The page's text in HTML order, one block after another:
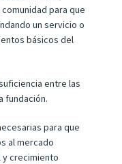
para que
un servicio o
básicos del
entre las
fundación.
para que
al mercado
crecimiento